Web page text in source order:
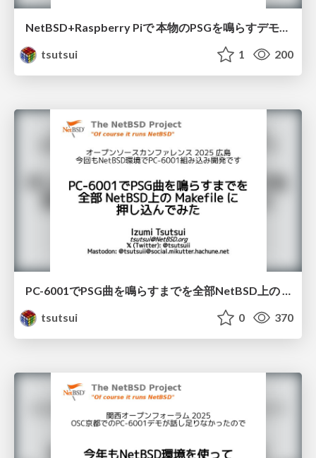
NetBSD+Raspberry Piで 本物のPSGを鳴らすデモを OSC駆動の７日間で作った話 / OSC2026Osaka
tsutsui
1 200
PC-6001でPSG曲を鳴らすまでを全部NetBSD上の Makefile に押し込んでみた / osc2025hiroshima
tsutsui
0 370